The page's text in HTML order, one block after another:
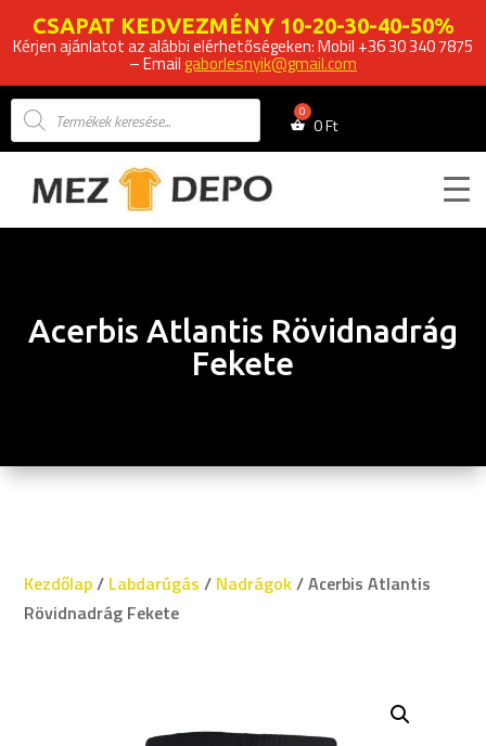
CSAPAT KEDVEZMÉNY 10-20-30-40-50%
Kérjen ajánlatot az alábbi elérhetőségeken: Mobil +36 30 340 7875
– Email gaborlesnyik@gmail.com
Products
search 0Ft
Acerbis Atlantis Rövidnadrág
Fekete
Kezdőlap/ Labdarúgás / Nadrágok/ Acerbis Atlantis
Rövidnadrág Fekete